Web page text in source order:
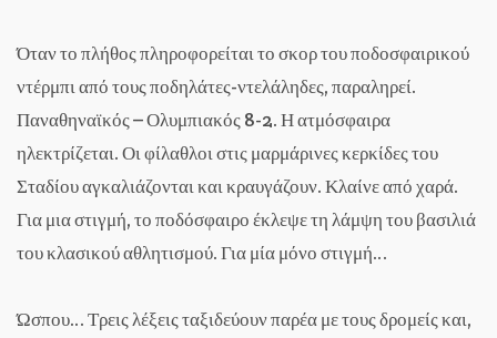
Όταν το πλήθος πληροφορείται το σκορ του ποδοσφαιρικού
ντέρμπι από τους ποδηλάτες-ντελάληδες, παραληρεί.
Παναθηναϊκός – Ολυμπιακός 8-2. Η ατμόσφαιρα
ηλεκτρίζεται. Οι φίλαθλοι στις μαρμάρινες κερκίδες του
Σταδίου αγκαλιάζονται και κραυγάζουν. Κλαίνε από χαρά.
Για μια στιγμή, το ποδόσφαιρο έκλεψε τη λάμψη του βασιλιά
του κλασικού αθλητισμού. Για μία μόνο στιγμή…
Ώσπου… Τρεις λέξεις ταξιδεύουν παρέα με τους δρομείς και,